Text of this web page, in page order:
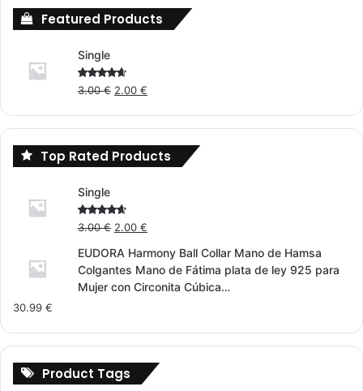
Featured Products
Single
Rated
out
3.00€ Original
2.00 €
Top Rated Products
Single
Rated
out
of 5
3.00€ Original
was:
3.00 €.
2.00 €
is:
2.00 €.
EUDORA Harmony Ball Collar Mano de Hamsa
Colgantes Mano de Fátima plata de ley 925 para
Mujer con Circonita Cúbica…
30.99 €
Product Tags